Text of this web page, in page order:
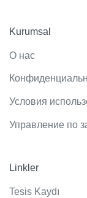
Kurumsal
О нас
Условия
Управление по
Linkler
Tesis Kaydı